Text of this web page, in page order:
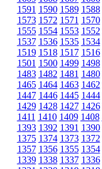
1591 1590 1589 1588
1573 1572 1571 1570
1555 1554 1553 1552
1537 1536 1535 1534
1519 1518 1517 1516
1501 1500 1499 1498
1483 1482 1481 1480
1465 1464 1463 1462
1447 1446 1445 1444
1429 1428 1427 1426
1411 1410 1409 1408
1393 1392 1391 1390
1375 1374 1373 1372
1357 1356 1355 1354
1339 1338 1337 1336